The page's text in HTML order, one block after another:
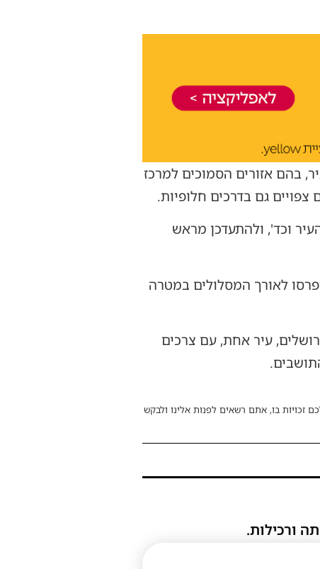
בהם אזורים הסמוכים למרכז
צפויים גם בדרכים חלופיות.
וכד', ולהתעדכן מראש
לאורך המסלולים במטרה
עיר אחת, עם צרכים
זכויות בו, אתם רשאים לפנות אלינו ולבקש
ורכילות.